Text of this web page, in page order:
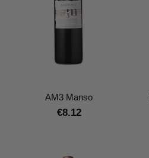
AM3 Manso
€8.12